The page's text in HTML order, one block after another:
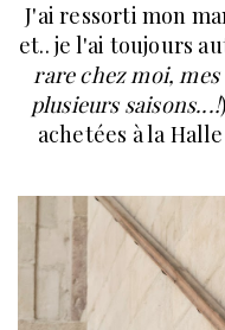
J'ai ressorti mon
et.. je l'ai toujours
rare chez moi,
plusieurs saisons...!
achetées à la